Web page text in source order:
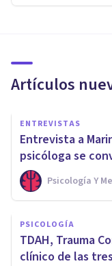
Artículos
ENTREVISTAS
Entrevista a
psicóloga se
Psicología Y
PSICOLOGÍA
TDAH, Trauma
clínico de las